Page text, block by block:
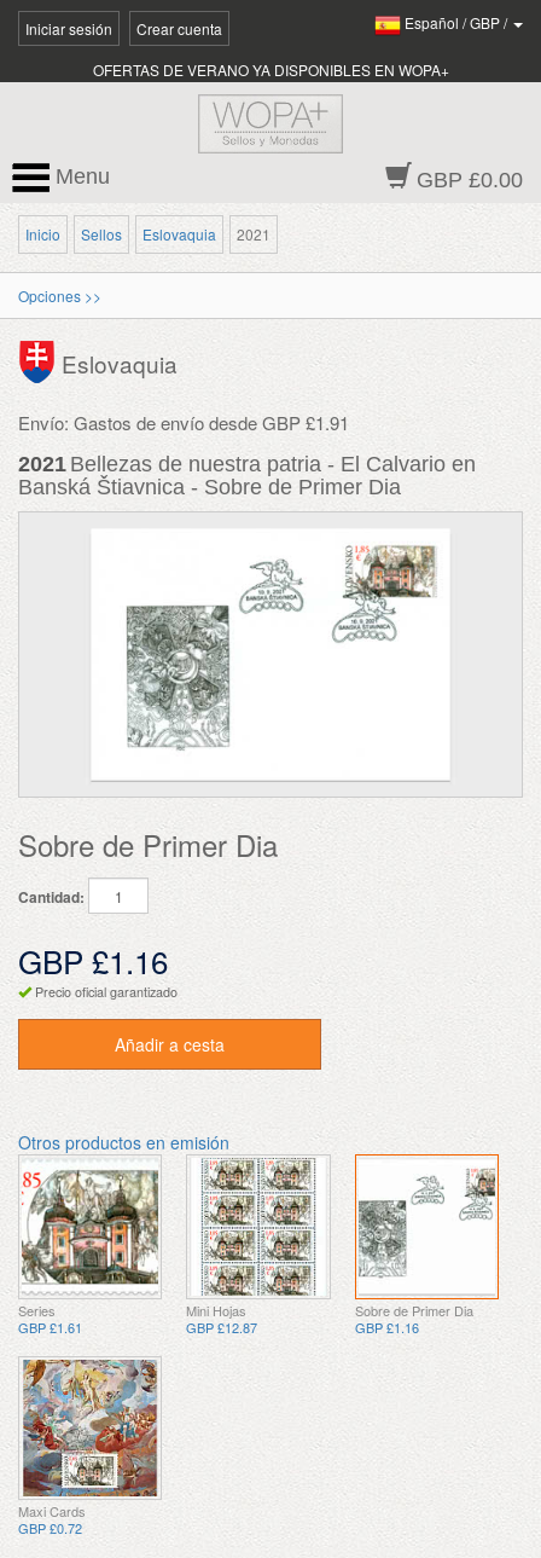
Iniciar sesión Crear cuenta Español /GBP/
OFERTAS DE VERANO YA DISPONIBLES EN WOPA+
GBP £0.00
Menu
Inicio Sellos Eslovaquia 2021
Opciones >>
Eslovaquia
Envío: Gastos de envío desde GBP £1.91
2021 Bellezas de nuestra patria - El Calvario en
Banská Štiavnica - Sobre de Primer Dia
Sobre de Primer Dia
Cantidad:
GBP £1.16
Precio oficial garantizado
Añadir a cesta
Otros productos en emisión
Series
GBP £1.61
Mini Hojas
GBP £12.87
Sobre de Primer Dia
GBP £1.16
Maxi Cards
GBP £0.72